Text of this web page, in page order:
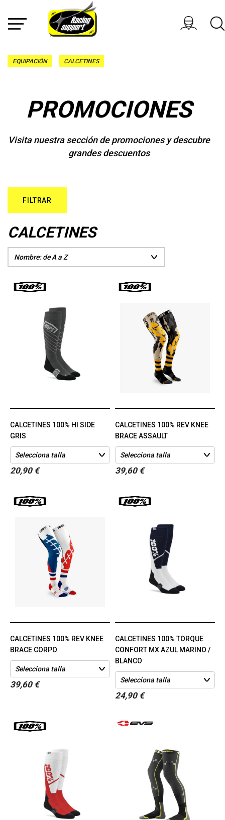
EQUIPACIÓN CALCETINES
PROMOCIONES
Visita nuestra sección de promociones y descubre
grandes descuentos
FILTRAR
CALCETINES
CALCETINES 100% HI SIDE
GRIS
20,90 €
CALCETINES 100% REV KNEE
BRACE ASSAULT
39,60 €
CALCETINES 100% REV KNEE
BRACE CORPO
39,60 €
CALCETINES 100% TORQUE
CONFORT MX AZUL MARINO /
BLANCO
24,90 €